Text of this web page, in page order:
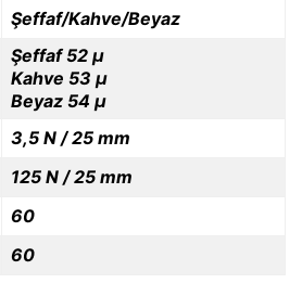
Şeffaf/Kahve/Beyaz
Şeffaf 52 µ
Kahve 53 µ
Beyaz 54 µ
3,5 N / 25 mm
125 N / 25 mm
60
60